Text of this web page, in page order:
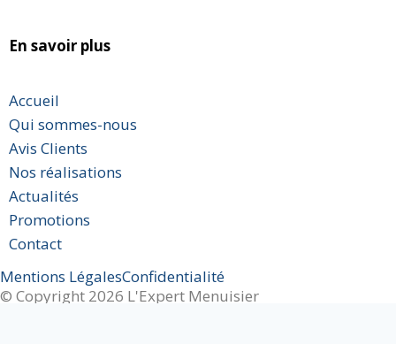
En savoir plus
Accueil
Qui sommes-nous
Avis Clients
Nos réalisations
Actualités
Promotions
Contact
© Copyright 2026 L'Expert Menuisier
Mentions LégalesConfidentialité